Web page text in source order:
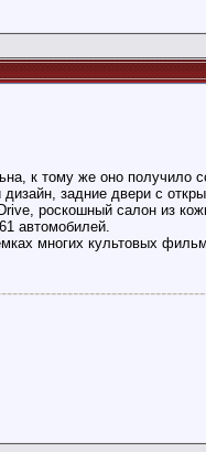
к тому же оно получило
задние двери с
роскошный салон из
автомобилей.
многих культовых